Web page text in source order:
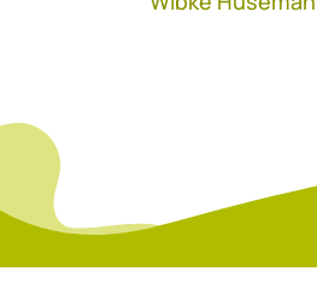
Telefon:+49 (0) 5826